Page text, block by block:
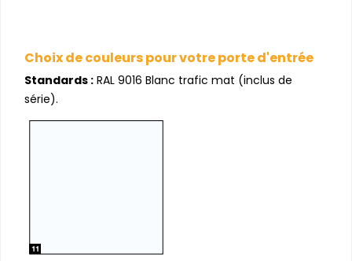
Choix de couleurs pour votre porte d'entrée
Standards : RAL 9016 Blanc trafic mat (inclus de
série).